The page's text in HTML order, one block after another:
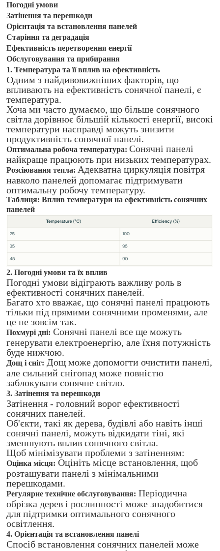
Погодні умови
Затінення та перешкоди
Орієнтація та встановлення панелей
Старіння та деградація
Ефективність перетворення енергії
Обслуговування та прибирання
1. Температура та її вплив на ефективність
Одним з найдивовижніших факторів, що
впливають на ефективність сонячної панелі, є
температура.
Хоча ми часто думаємо, що більше сонячного
світла дорівнює більшій кількості енергії, високі
температури насправді можуть знизити
продуктивність сонячної панелі.
Оптимальна робоча температура:Сонячні панелі
найкраще працюють при низьких температурах.
Розсіювання тепла: Адекватна циркуляція повітря
навколо панелей допомагає підтримувати
оптимальну робочу температуру.
Таблиця: Вплив температури на ефективність сонячних
панелей
2. Погодні умови та їх вплив
Погодні умови відіграють важливу роль в
ефективності сонячних панелей.
Багато хто вважає, що сонячні панелі працюють
тільки під прямими сонячними променями, але
це не зовсім так.
Похмурі дні: Сонячні панелі все ще можуть
генерувати електроенергію, але їхня потужність
буде нижчою.
Дощ і сніг: Дощ може допомогти очистити панелі,
але сильний снігопад може повністю
заблокувати сонячне світло.
3. Затінення та перешкоди
Затінення - головний ворог ефективності
сонячних панелей.
Об'єкти, такі як дерева, будівлі або навіть інші
сонячні панелі, можуть відкидати тіні, які
зменшують вплив сонячного світла.
Щоб мінімізувати проблеми з затіненням:
Оцінка місця: Оцініть місце встановлення, щоб
розташувати панелі з мінімальними
перешкодами.
Регулярне технічне обслуговування: Періодична
обрізка дерев і рослинності може знадобитися
для підтримки оптимального сонячного
освітлення.
4. Орієнтація та встановлення панелі
Спосіб встановлення сонячних панелей може